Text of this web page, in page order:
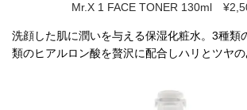
Mr.X 1 FACE TONER 130ml
洗顔した肌に潤いを与える保湿化粧水。3種類
類のヒアルロン酸を贅沢に配合しハリとツヤの